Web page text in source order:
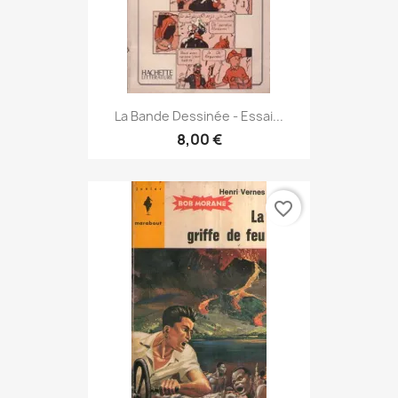
La Bande Dessinée - Essai...
8,00 €
favorite_border